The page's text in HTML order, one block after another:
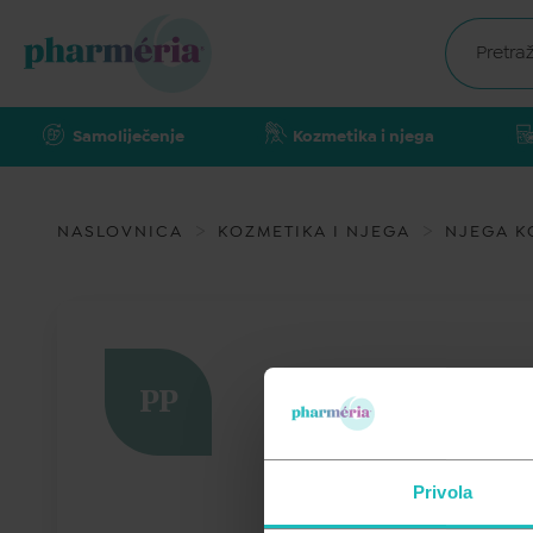
Privola
Samoliječenje Kozmetika i njega
NASLOVNICA KOZMETIKA I NJEGA NJEGA
PP